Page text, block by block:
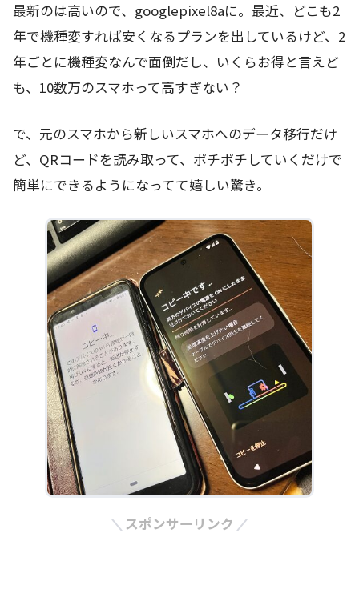
最新のは高いので、googlepixel8aに。最近、どこも2
年で機種変すれば安くなるプランを出しているけど、2
年ごとに機種変なんで面倒だし、いくらお得と言えど
も、10数万のスマホって高すぎない？
で、元のスマホから新しいスマホへのデータ移行だけ
ど、QRコードを読み取って、ポチポチしていくだけで
簡単にできるようになってて嬉しい驚き。
スポンサーリンク